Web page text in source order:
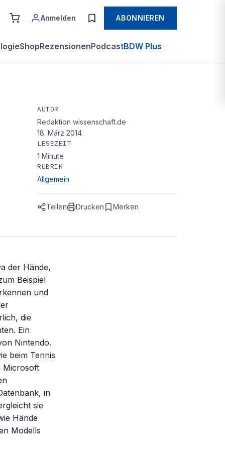
Anmelden ABONNIEREN
ShopRezensionenPodcastBDW Plus
AUTOR
Redaktion wissenschaft.de
18. März 2014
LESEZEIT
1 Minute
RUBRIK
Allgemein
Teilen Drucken Merken
der Hände,
Beispiel
und
die
Ein
Nintendo.
beim Tennis
Microsoft
in
sie
Hände
Modells